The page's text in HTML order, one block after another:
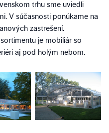
trhu sme uviedli
V súčasnosti ponúkame na
zastrešení.
je mobiliár so
aj pod holým nebom.